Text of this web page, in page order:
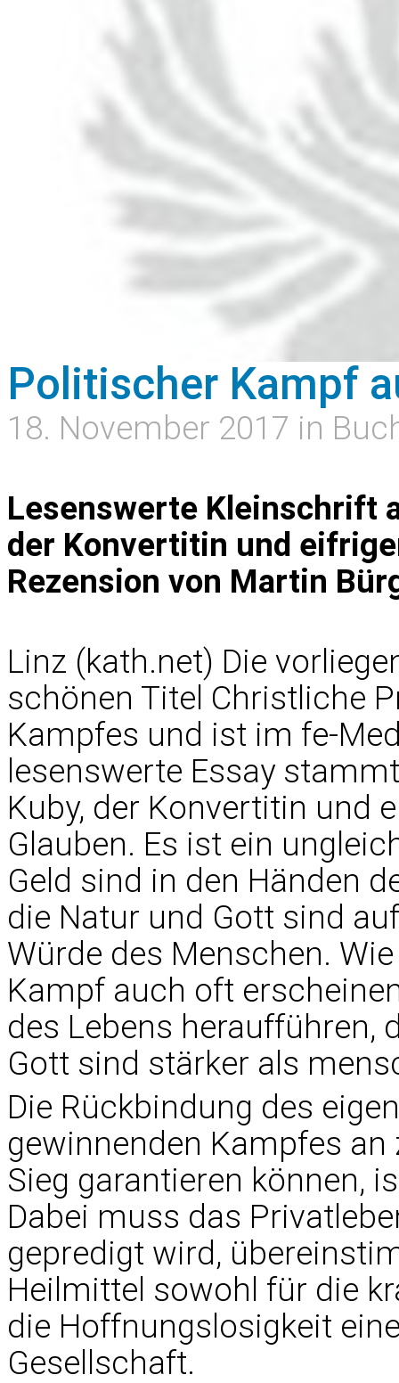
Politischer Kampf
18. November 2017 in
Lesenswerte Kleinschrift
der Konvertitin und
Rezension von Martin
Linz (kath.net) Die
schönen Titel Christliche
Kampfes und ist im fe-
lesenswerte Essay
Kuby, der Konvertitin und
Glauben. Es ist ein
Geld sind in den Händen
die Natur und Gott sind
Würde des Menschen.
Kampf auch oft
des Lebens heraufführen,
Gott sind stärker als
Die Rückbindung des
gewinnenden Kampfes
Sieg garantieren können,
Dabei muss das
gepredigt wird,
Heilmittel sowohl für die
die Hoffnungslosigkeit
Gesellschaft.